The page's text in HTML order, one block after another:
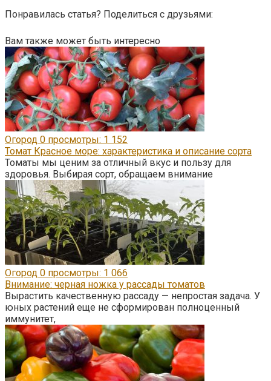
Понравилась статья? Поделиться с друзьями:
Вам также может быть интересно
Огород 0 просмотры: 1 152
Томат Красное море: характеристика и описание сорта
Томаты мы ценим за отличный вкус и пользу для
здоровья. Выбирая сорт, обращаем внимание
Огород 0 просмотры: 1 066
Внимание: черная ножка у рассады томатов
Вырастить качественную рассаду — непростая задача. У
юных растений еще не сформирован полноценный
иммунитет,